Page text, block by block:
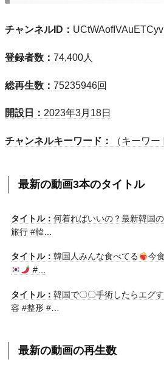
チャンネルID：
登録者数： 74,400人
総再生数： 75235946回
開設日： 2023年3月18日
チャンネルキーワード： （キーワー
最新の動画3本のタイトル
タイトル： 何着ればいいの？最新韓国
旅行 #韓…
タイトル： 韓国人みんな食べてる
今
#…
タイトル： 韓国で〇〇手術したらエグ
容 #整形 #…
最新の動画の再生数